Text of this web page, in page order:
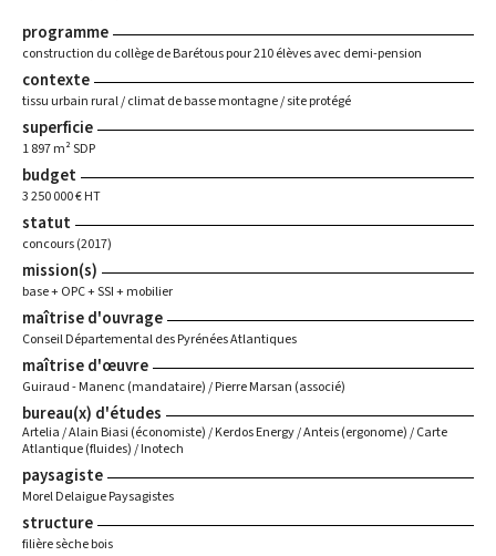
programme
construction du collège de Barétous pour 210 élèves avec demi-pension
contexte
tissu urbain rural / climat de basse montagne / site protégé
superficie
1 897 m² SDP
budget
3 250 000 € HT
statut
concours (2017)
mission(s)
base + OPC + SSI + mobilier
maîtrise d'ouvrage
Conseil Départemental des Pyrénées Atlantiques
maîtrise d'œuvre
Guiraud - Manenc (mandataire) / Pierre Marsan (associé)
bureau(x) d'études
Artelia / Alain Biasi (économiste) / Kerdos Energy / Anteis (ergonome) / Carte
Atlantique (fluides) / Inotech
paysagiste
Morel Delaigue Paysagistes
structure
filière sèche bois